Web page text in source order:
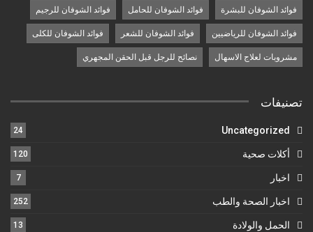
فوائد الشوفان للبشرة فوائد الشوفان للحامل فوائد الشوفان للرجيم
فوائد الشوفان للرياضيين فوائد الشوفان للشعر فوائد الشوفان للكلى
مشروبات لعلاج الاسهال نصائح للرجل قبل الحقن المجهري
تصنيفات
Uncategorized
24
أكلات صحية 120
اخبار 7
اخبار الصحة والطب 252
الحمل والولادة 13